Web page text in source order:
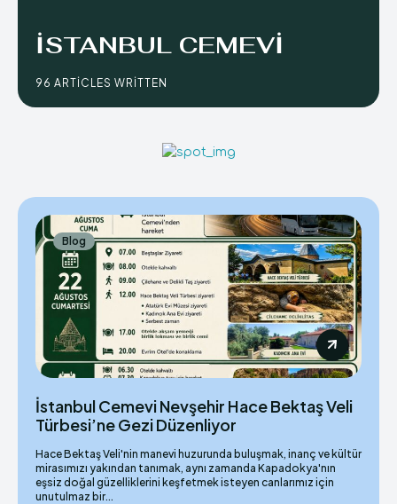
İSTANBUL CEMEVI
96 ARTICLES WRITTEN
Blog
İstanbul Cemevi Nevşehir Hace Bektaş Veli
Türbesi’ne Gezi Düzenliyor
Hace Bektaş Veli'nin manevi huzurunda buluşmak, inanç ve kültür
mirasımızı yakından tanımak, aynı zamanda Kapadokya'nın
eşsiz doğal güzelliklerini keşfetmek isteyen canlarımız için
unutulmaz bir...